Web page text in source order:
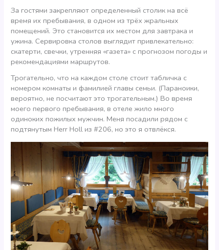
За гостями закрепляют определенный столик на всё
время их пребывания, в одном из трёх жральных
помещений. Это становится их местом для завтрака и
ужина. Сервировка столов выглядит привлекательно:
скатерти, свечки, утренняя «газета» с прогнозом погоды и
рекомендациями маршрутов.
Трогательно, что на каждом столе стоит табличка с
номером комнаты и фамилией главы семьи. (Параноики,
вероятно, не посчитают это трогательным.) Во время
моего первого пребывания, в отеле жило много
одиноких пожилых мужчин. Меня посадили рядом с
подтянутым Herr Holl из #206, но это я отвлёкся.